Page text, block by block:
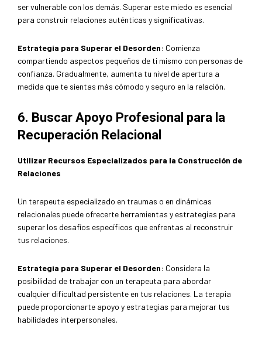
ser vulnerable con los demás. Superar este miedo es esencial
para construir relaciones auténticas y significativas.
Estrategia para Superar el Desorden: Comienza
compartiendo aspectos pequeños de ti mismo con personas de
confianza. Gradualmente, aumenta tu nivel de apertura a
medida que te sientas más cómodo y seguro en la relación.
6. Buscar Apoyo Profesional para la
Recuperación Relacional
Utilizar Recursos Especializados para la Construcción de
Relaciones
Un terapeuta especializado en traumas o en dinámicas
relacionales puede ofrecerte herramientas y estrategias para
superar los desafíos específicos que enfrentas al reconstruir
tus relaciones.
Estrategia para Superar el Desorden: Considera la
posibilidad de trabajar con un terapeuta para abordar
cualquier dificultad persistente en tus relaciones. La terapia
puede proporcionarte apoyo y estrategias para mejorar tus
habilidades interpersonales.